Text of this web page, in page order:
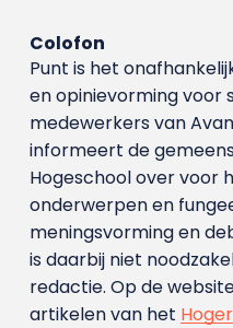
Colofon
Punt is het
en opinievorming voor
medewerkers van
informeert de
Hogeschool over voor
onderwerpen en
meningsvorming en
is daarbij niet
redactie. Op de
artikelen van het